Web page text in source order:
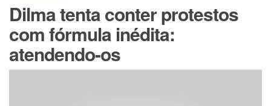
Dilma tenta conter protestos
com fórmula inédita:
atendendo-os